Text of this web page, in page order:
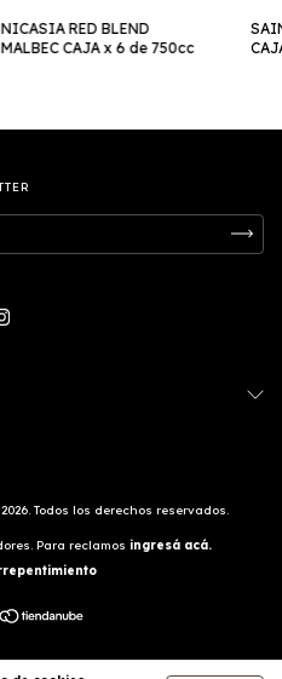
NICASIA RED BLEND
MALBEC CAJA x 6 de 750cc
2026. Todos los derechos reservados.
Para reclamos ingresá acá.